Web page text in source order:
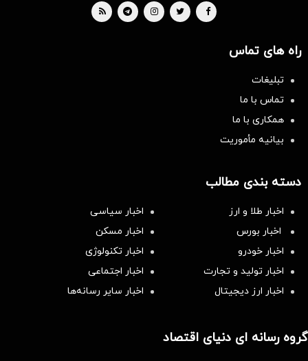
راه های تماس
تبلیغات
تماس با ما
همکاری با ما
بیانیه مأموریت
دسته بندی مطالب
اخبار طلا و ارز
اخبار سیاسی
اخبار بورس
اخبار مسکن
اخبار خودرو
اخبار تکنولوژی
اخبار تولید و تجارت
اخبار اجتماعی
اخبار ارز دیجیتال
اخبار سایر رسانه‌‌ها
گروه رسانه ای دنیای اقتصاد